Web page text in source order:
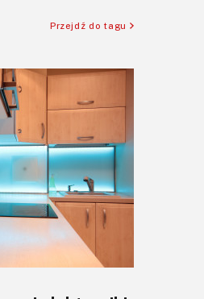
Przejdź do tagu